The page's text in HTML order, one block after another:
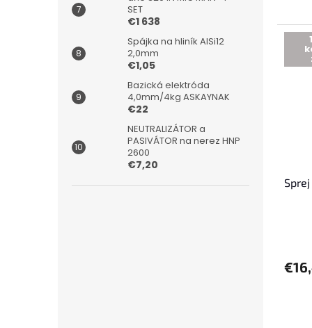
SET
€1 638
Spájka na hliník AlSi12
2,0mm
€1,05
Bazická elektróda
4,0mm/4kg ASKAYNAK
€22
NEUTRALIZÁTOR a
PASIVÁTOR na nerez HNP
2600
€7,20